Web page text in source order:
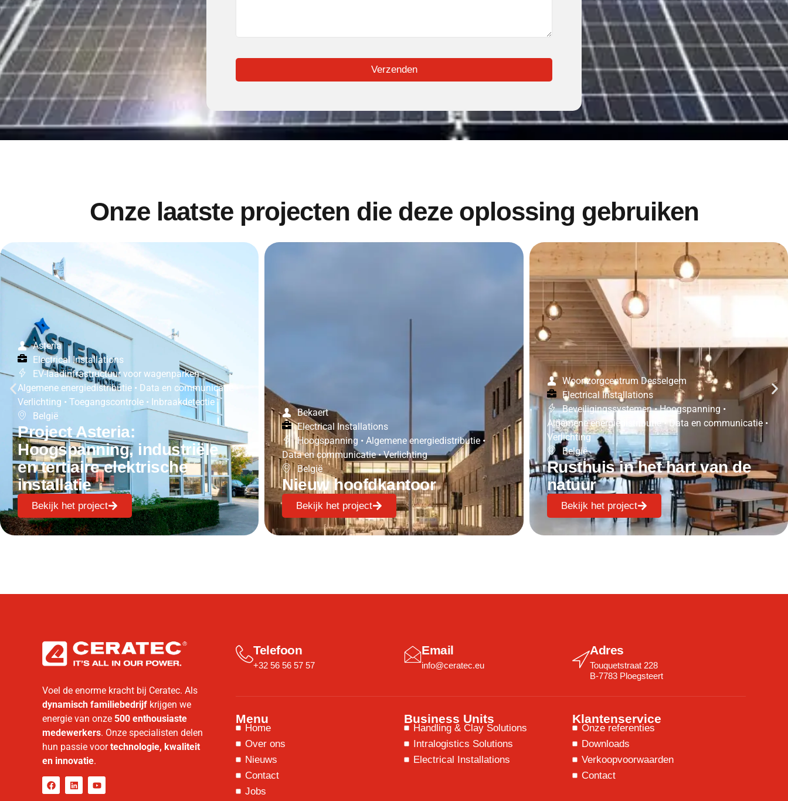
Verzenden
Onze laatste projecten die deze oplossing gebruiken
Asteria
Electrical Installations
EV-laadinfrastructuur voor wagenparken •
Algemene energiedistributie • Data en communicatie
Verlichting • Toegangscontrole • Inbraakdetectie
België
Project Asteria:
Hoogspanning, industriële
en tertiaire elektrische
installatie
Bekijk het project
Bekaert
Electrical Installations
Hoogspanning • Algemene energiedistributie •
Data en communicatie • Verlichting
België
Nieuw hoofdkantoor
Bekijk het project
Woonzorgcentrum Desselgem
Electrical Installations
Beveiligingssystemen • Hoogspanning •
Algemene energiedistributie • Data en communicatie •
Verlichting
België
Rusthuis in het hart van de
natuur
Bekijk het project
Voel de enorme kracht bij Ceratec. Als
dynamisch familiebedrijf krijgen we
energie van onze 500 enthousiaste
medewerkers. Onze specialisten delen
hun passie voortechnologie, kwaliteit
en innovatie.
Telefoon
+32 56 56 57 57
Email
info@ceratec.eu
Adres
Touquetstraat 228
B-7783 Ploegsteert
Menu
Home
Over ons
Nieuws
Contact
Jobs
Business Units
Handling & Clay Solutions
Intralogistics Solutions
Electrical Installations
Klantenservice
Onze referenties
Downloads
Verkoopvoorwaarden
Contact